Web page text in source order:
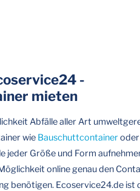
-
mieten
Abfälle aller Art
wie Bauschuttcontaineroder
jeder Größe und Form
online genau den
benötigen. Ecoservice24.de ist